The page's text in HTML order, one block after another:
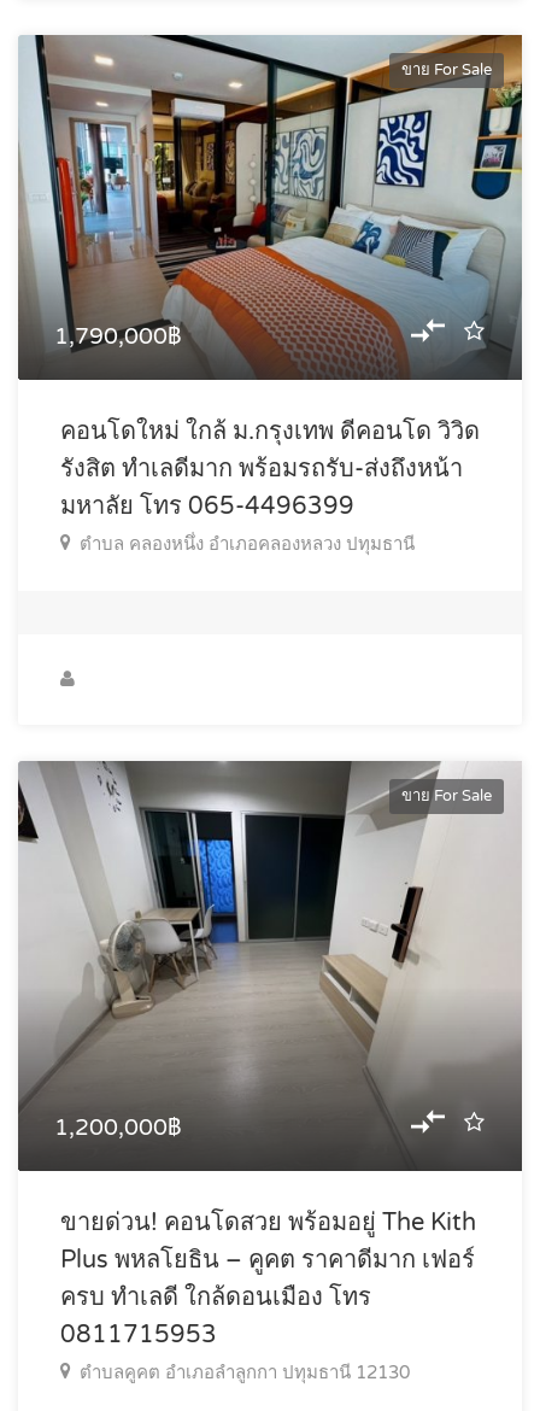
ขาย For Sale
1,790,000฿
คอนโดใหม่ ใกล้ ม.กรุงเทพ ดีคอนโด วิวิด
รังสิต ทำเลดีมาก พร้อมรถรับ-ส่งถึงหน้า
มหาลัย โทร 065-4496399
ตำบล คลองหนึ่ง อำเภอคลองหลวง ปทุมธานี
ขาย For Sale
1,200,000฿
ขายด่วน! คอนโดสวย พร้อมอยู่ The Kith
Plus พหลโยธิน – คูคต ราคาดีมาก เฟอร์
ครบ ทำเลดี ใกล้ดอนเมือง โทร
0811715953
ตำบลคูคต อำเภอลำลูกกา ปทุมธานี 12130